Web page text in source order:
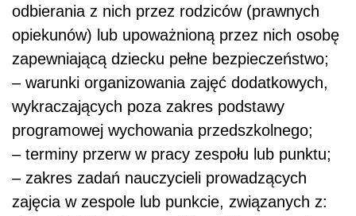
odbierania z nich przez rodziców (prawnych
opiekunów) lub upoważnioną przez nich osobę
zapewniającą dziecku pełne bezpieczeństwo;
– warunki organizowania zajęć dodatkowych,
wykraczających poza zakres podstawy
programowej wychowania przedszkolnego;
– terminy przerw w pracy zespołu lub punktu;
– zakres zadań nauczycieli prowadzących
zajęcia w zespole lub punkcie, związanych z: